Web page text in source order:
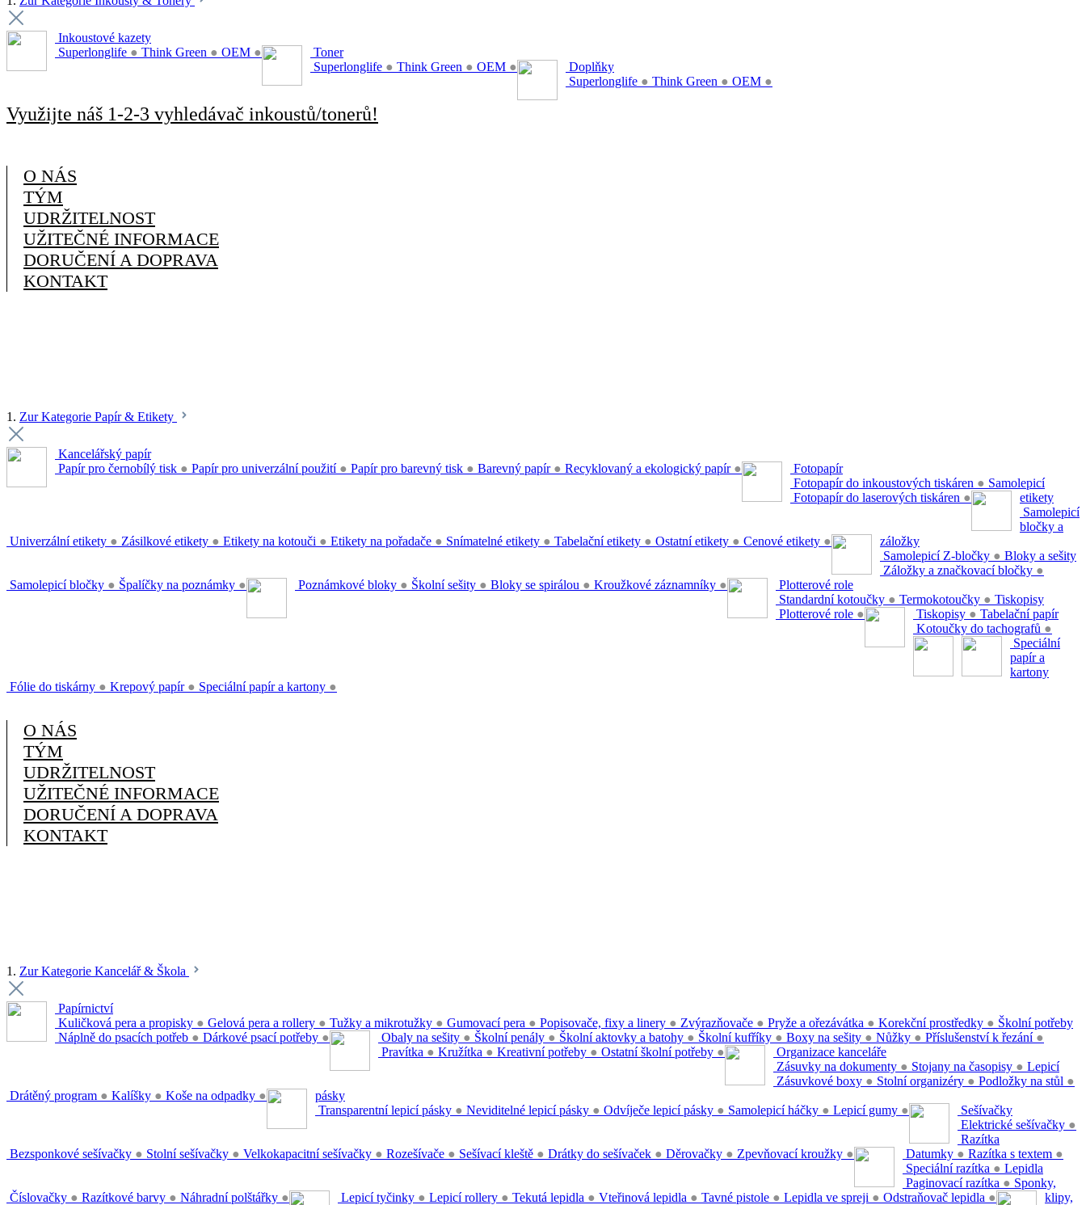
Inkoustové kazety
Superlonglife ● Think Green ● OEM ●
Toner
Superlonglife ● Think Green ● OEM ●
Doplňky
Superlonglife ● Think Green ● OEM ●
Využijte náš 1-2-3 vyhledávač inkoustů/tonerů!
O NÁS
TÝM
UDRŽITELNOST
UŽITEČNÉ INFORMACE
DORUČENÍ A DOPRAVA
KONTAKT
1. Zur Kategorie Papír & Etikety
Kancelářský papír
Papír pro černobílý tisk ● Papír pro univerzální použití ● Papír pro barevný tisk ● Barevný papír ● Recyklovaný a ekologický papír ●
Fotopapír
Fotopapír do inkoustových tiskáren ●
Fotopapír do laserových tiskáren ●
Samolepicí
etikety
Univerzální etikety ● Zásilkové etikety ● Etikety na kotouči ● Etikety na pořadače ● Snímatelné etikety ● Tabelační etikety ● Ostatní etikety ● Cenové etikety ●
Samolepicí
bločky a
záložky
Samolepicí Z-bločky ●
Záložky a značkovací bločky ●
Samolepicí bločky ● Špalíčky na poznámky ●
Bloky a sešity
Poznámkové bloky ● Školní sešity ● Bloky se spirálou ● Kroužkové záznamníky ●
Plotterové role
Standardní kotoučky ● Termokotoučky ●
Plotterové role ●
Tiskopisy
Tiskopisy ●
Kotoučky do tachografů ●
Tabelační papír
Speciální
papír a
kartony
Fólie do tiskárny ● Krepový papír ● Speciální papír a kartony ●
O NÁS
TÝM
UDRŽITELNOST
UŽITEČNÉ INFORMACE
DORUČENÍ A DOPRAVA
KONTAKT
1. Zur Kategorie Kancelář & Škola
Papírnictví
Kuličková pera a propisky ● Gelová pera a rollery ● Tužky a mikrotužky ● Gumovací pera ● Popisovače, fixy a linery ● Zvýrazňovače ● Pryže a ořezávátka ● Korekční prostředky ●
Náplně do psacích potřeb ● Dárkové psací potřeby ●
Školní potřeby
Obaly na sešity ● Školní penály ● Školní aktovky a batohy ● Školní kufříky ● Boxy na sešity ● Nůžky ● Příslušenství k řezání ●
Pravítka ● Kružítka ● Kreativní potřeby ● Ostatní školní potřeby ●
Organizace kanceláře
Zásuvky na dokumenty ● Stojany na časopisy ●
Zásuvkové boxy ● Stolní organizéry ● Podložky na stůl ●
Drátěný program ● Kalíšky ● Koše na odpadky ●
Lepicí
pásky
Transparentní lepicí pásky ● Neviditelné lepicí pásky ● Odvíječe lepicí pásky ● Samolepicí háčky ● Lepicí gumy ●
Sešívačky
Elektrické sešívačky ●
Bezsponkové sešívačky ● Stolní sešívačky ● Velkokapacitní sešívačky ● Rozešívače ● Sešívací kleště ● Drátky do sešívaček ● Děrovačky ● Zpevňovací kroužky ●
Razítka
Datumky ● Razítka s textem ●
Speciální razítka ●
Paginovací razítka ●
Číslovačky ● Razítkové barvy ● Náhradní polštářky ●
Lepidla
Lepicí tyčinky ● Lepicí rollery ● Tekutá lepidla ● Vteřinová lepidla ● Tavné pistole ● Lepidla ve spreji ● Odstraňovač lepidla ●
Sponky,
klipy,